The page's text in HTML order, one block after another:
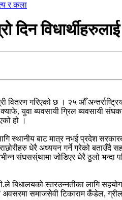
र कला
दिन
वितरण गरिएको छ । २५ औँ
युवा ब्यवसायी ग्रिल ब्यवसायी
हो ।
स्थानीय बाट मात्र नभई प्रदेश
धेरै अध्ययन गर्ने गरेको
संघसस्ंथामा जोडिएर धेरै ठुलो भन्दा
बिधालयको स्तरउन्नतीका लागि
समाजसेवी टिकाराम कँडेल,